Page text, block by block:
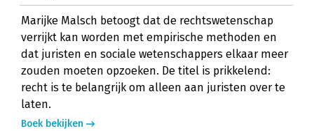
Marijke Malsch betoogt dat de rechtswetenschap
verrijkt kan worden met empirische methoden en
dat juristen en sociale wetenschappers elkaar meer
zouden moeten opzoeken. De titel is prikkelend:
recht is te belangrijk om alleen aan juristen over te
laten.
Boek bekijken